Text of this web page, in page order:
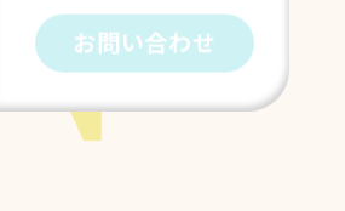
お問い合わせ